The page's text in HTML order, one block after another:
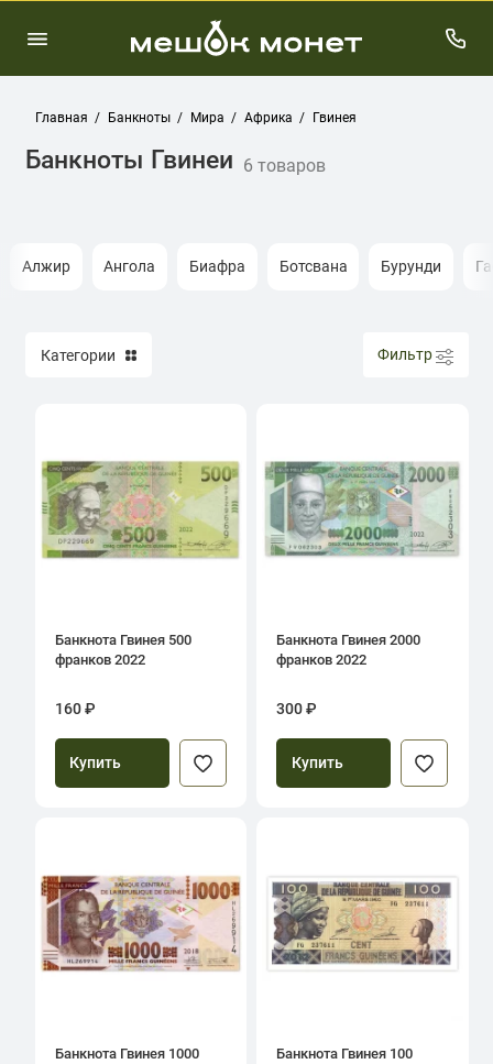
Главная Банкноты Мира Африка Гвинея
Банкноты Гвинеи 6 товаров
Алжир Ангола Биафра Ботсвана Бурунди
Категории Фильтр
Банкнота Гвинея 500
франков 2022
160 ₽
Купить
Банкнота Гвинея 2000
франков 2022
300 ₽
Купить
Банкнота Гвинея 1000
Банкнота Гвинея 100